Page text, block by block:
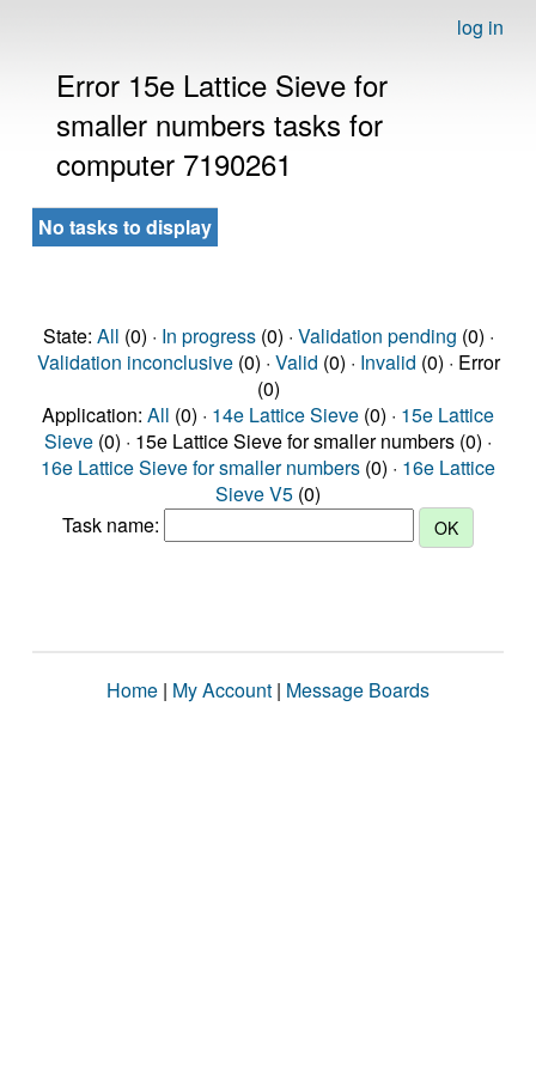
log in
Error 15e Lattice Sieve for
smaller numbers tasks for
computer 7190261
No tasks to display
State: All (0) · In progress(0) · Validation pending (0) ·
Validation inconclusive(0) · Valid (0) · Invalid (0) · Error
(0)
Application: All (0) · 14e Lattice Sieve (0) · 15e Lattice
Sieve (0) · 15e Lattice Sieve for smaller numbers (0) ·
16e Lattice Sieve for smaller numbers (0) · 16e Lattice
Sieve V5 (0)
Task name:
Home | My Account | Message Boards